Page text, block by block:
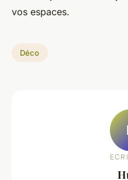
vos espaces.
Déco